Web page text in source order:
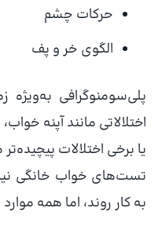
حرکات چشم
الگوی خر و پف
پلی‌سومنوگرافی
اختلالاتی مانند آپنه
یا برخی اختلالات
تست‌های خواب خانگی نیز
به کار روند، اما همه